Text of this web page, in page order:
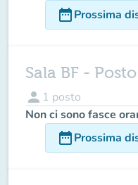
date_rangeProssima
Sala BF -
person 1 posto
Non ci sono fasce
date_rangeProssima